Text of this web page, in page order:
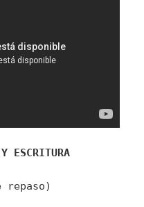
ESCRITURA
repaso)